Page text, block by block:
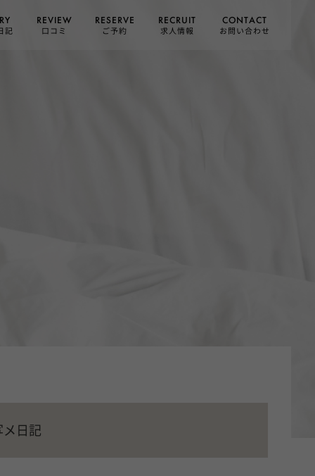
記
REVIEW
口コミ
RESERVE
ご予約
RECRUIT
求人情報
CONTACT
お問い合わせ
メ日記